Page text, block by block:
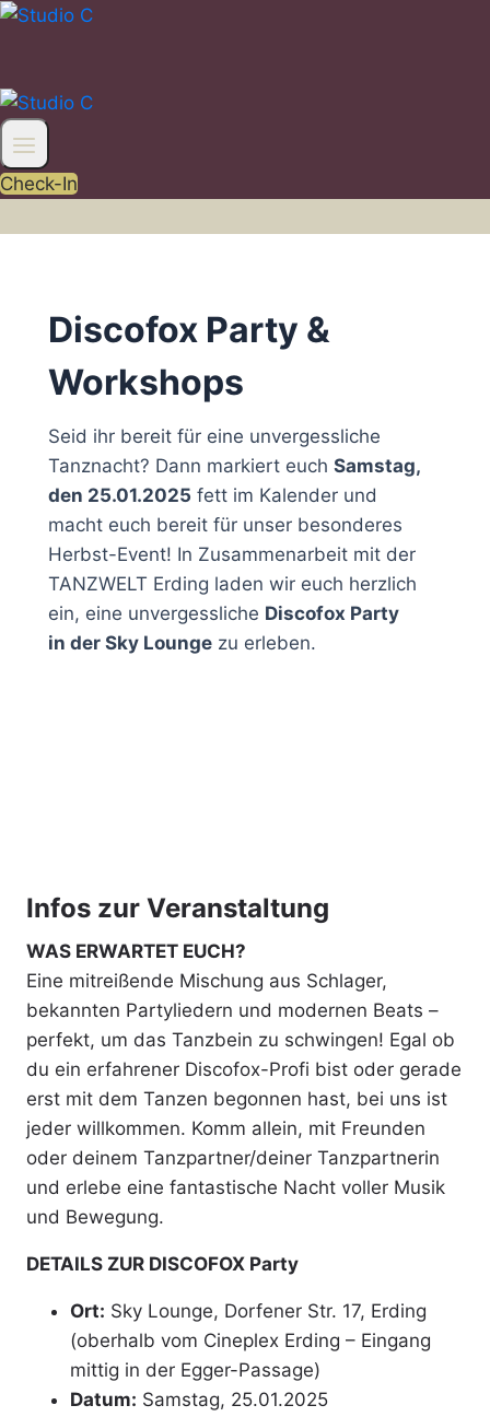
Zum
Check-In
Discofox Party &
Workshops
Seid ihr bereit für eine unvergessliche
Tanznacht? Dann markiert euch Samstag,
den 25.01.2025 fett im Kalender und
macht euch bereit für unser besonderes
Herbst-Event! In Zusammenarbeit mit der
TANZWELT Erding laden wir euch herzlich
ein, eine unvergessliche Discofox Party
in der Sky Lounge zu erleben.
Infos zur Veranstaltung
WAS ERWARTET EUCH?
Eine mitreißende Mischung aus Schlager,
bekannten Partyliedern und modernen Beats –
perfekt, um das Tanzbein zu schwingen! Egal ob
du ein erfahrener Discofox-Profi bist oder gerade
erst mit dem Tanzen begonnen hast, bei uns ist
jeder willkommen. Komm allein, mit Freunden
oder deinem Tanzpartner/deiner Tanzpartnerin
und erlebe eine fantastische Nacht voller Musik
und Bewegung.
DETAILS ZUR DISCOFOX Party
Ort: Sky Lounge, Dorfener Str. 17, Erding
(oberhalb vom Cineplex Erding – Eingang
mittig in der Egger-Passage)
Datum: Samstag, 25.01.2025